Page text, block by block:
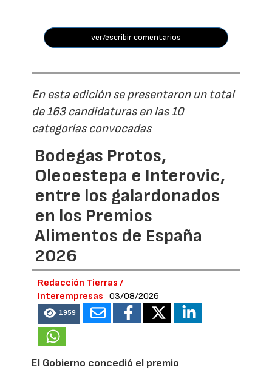
ver/escribir comentarios
En esta edición se presentaron un total
de 163 candidaturas en las 10
categorías convocadas
Bodegas Protos,
Oleoestepa e Interovic,
entre los galardonados
en los Premios
Alimentos de España
2026
Redacción Tierras /
Interempresas
03/08/2026
1959
El Gobierno concedió el premio